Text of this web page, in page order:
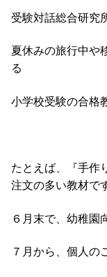
受験対話総合研究
夏休みの旅行中や
る
小学校受験の合格
たとえば、『手作
注文の多い教材で
６月末で、幼稚園
７月から、個人の